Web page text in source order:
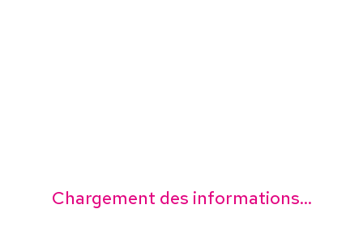
Chargement des informations...